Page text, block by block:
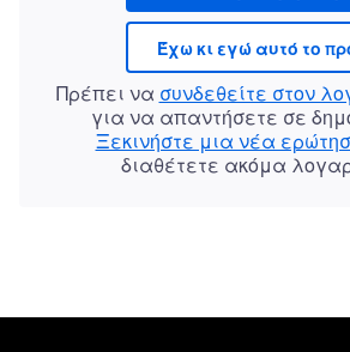
Έχω κι εγώ αυτό το
Πρέπει να συνδεθείτε στον
για να απαντήσετε σε
Ξεκινήστε μια νέα
διαθέτετε ακόμα